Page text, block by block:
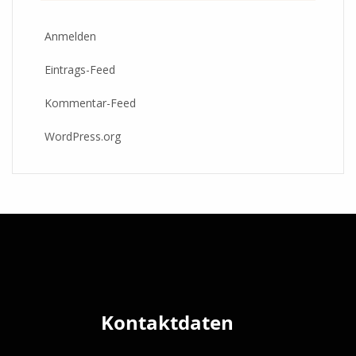
Anmelden
Eintrags-Feed
Kommentar-Feed
WordPress.org
Kontaktdaten